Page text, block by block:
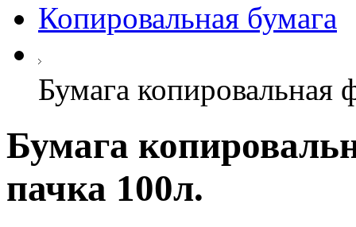
Копировальная бумага
Бумага копировальная
Бумага
пачка 100л.